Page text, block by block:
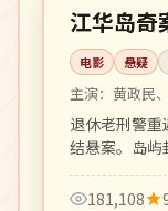
韩国
江华岛奇
电影 悬疑
主演： 黄政民
退休老刑警
结悬案。岛屿
结合，韩国
181,108